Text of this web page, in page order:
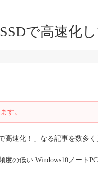
で高速化
す。
高速化！」なる記事を数多く
の低い Windows10ノート